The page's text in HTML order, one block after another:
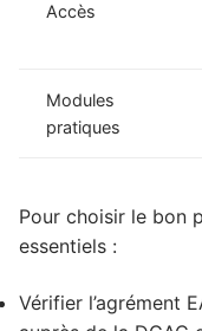
Accès
Modules
pratiques
Pour choisir le bon
essentiels :
Vérifier l’agrément